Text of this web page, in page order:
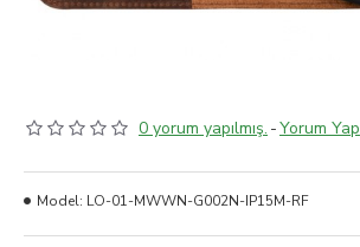
0 yorum yapılmış. -Yorum Yap
Model: LO-01-MWWN-G002N-IP15M-RF